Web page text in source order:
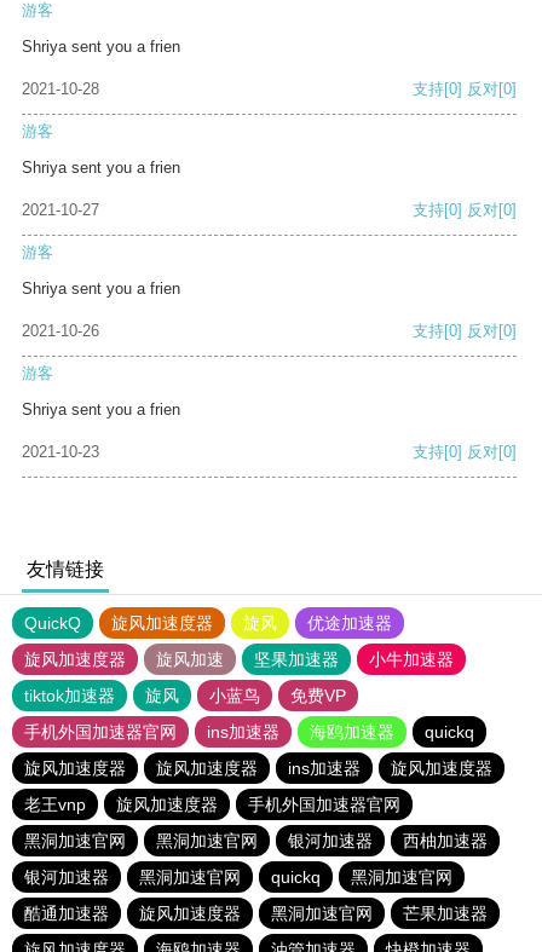
游客
Shriya sent you a frien
2021-10-28 支持[0] 反对[0]
游客
Shriya sent you a frien
2021-10-27 支持[0] 反对[0]
游客
Shriya sent you a frien
2021-10-26 支持[0] 反对[0]
游客
Shriya sent you a frien
2021-10-23 支持[0] 反对[0]
友情链接
QuickQ 旋风加速度器 旋风
优途加速器
旋风加速度器
旋风加速 坚果加速器
小牛加速器
tiktok加速器
旋风 小蓝鸟
免费VP
手机外国加速器官网
ins加速器 海鸥加速器
quickq
旋风加速度器
旋风加速度器 ins加速器
旋风加速度器
老王vnp
旋风加速度器
手机外国加速器官网
黑洞加速官网
黑洞加速官网 银河加速器
西柚加速器
银河加速器
黑洞加速官网 quickq
黑洞加速官网
酷通加速器
旋风加速度器 黑洞加速官网
芒果加速器